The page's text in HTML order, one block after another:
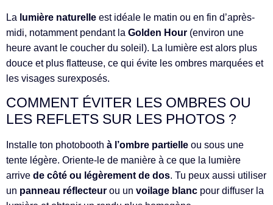
La lumière naturelle est idéale le matin ou en fin d’après-
midi, notamment pendant la Golden Hour (environ une
heure avant le coucher du soleil). La lumière est alors plus
douce et plus flatteuse, ce qui évite les ombres marquées et
les visages surexposés.
COMMENT ÉVITER LES OMBRES OU
LES REFLETS SUR LES PHOTOS ?
Installe ton photobooth à l’ombre partielle ou sous une
tente légère. Oriente-le de manière à ce que la lumière
arrive de côté ou légèrement de dos. Tu peux aussi utiliser
un panneau réflecteur ou un voilage blanc pour diffuser la